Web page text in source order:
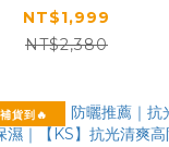
式LED捕蚊器 UC-
(台灣製/小型)
NT$1,999
NT$2,380
貨到🔥